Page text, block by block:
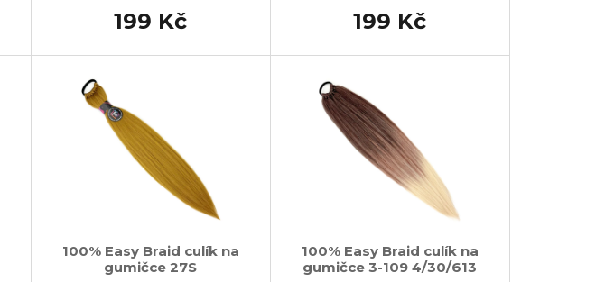
199 Kč 199 Kč
100% Easy Braid culík na
gumičce 27S
100% Easy Braid culík na
gumičce 3-109 4/30/613